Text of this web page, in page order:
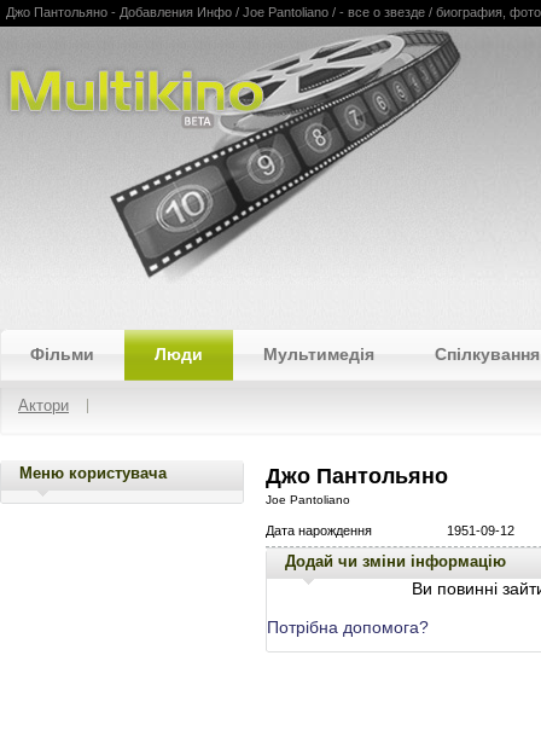
Multikino
Джо Пантольяно - Добавления Инфо / Joe Pantoliano / - все о звезде / биография,
Фільми Люди Мультимедія Спілкування
Актори
Меню користувача Джо Пантольяно
Joe Pantoliano
Дата нарождення 1951-09-12
Додай чи зміни інформацію
Ви повинні
Потрібна допомога?